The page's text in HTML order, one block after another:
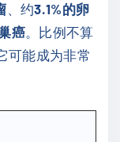
、约3.1%的卵
癌。比例不算
可能成为非常